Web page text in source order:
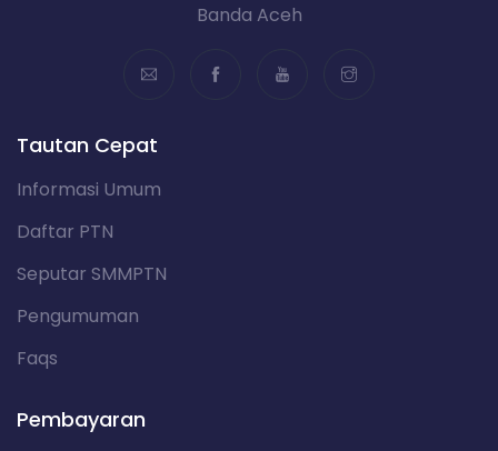
Banda Aceh
Tautan Cepat
Informasi Umum
Daftar PTN
Seputar SMMPTN
Pengumuman
Faqs
Pembayaran